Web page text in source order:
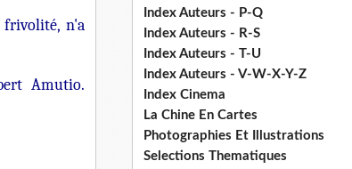
frivolité, n'a
Amutio.
Index Auteurs - P-Q
Index Auteurs - R-S
Index Auteurs - T-U
Index Auteurs - V-W-X-Y-Z
Index Cinema
La Chine En Cartes
Photographies Et Illustrations
Selections Thematiques